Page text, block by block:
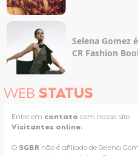
Selena Gomez
CR Fashion
WEB STATUS
Entre em contato com nosso site
Visitantes online:
O SGBR não é afiliado de Selena